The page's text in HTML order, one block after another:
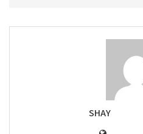
SHAY